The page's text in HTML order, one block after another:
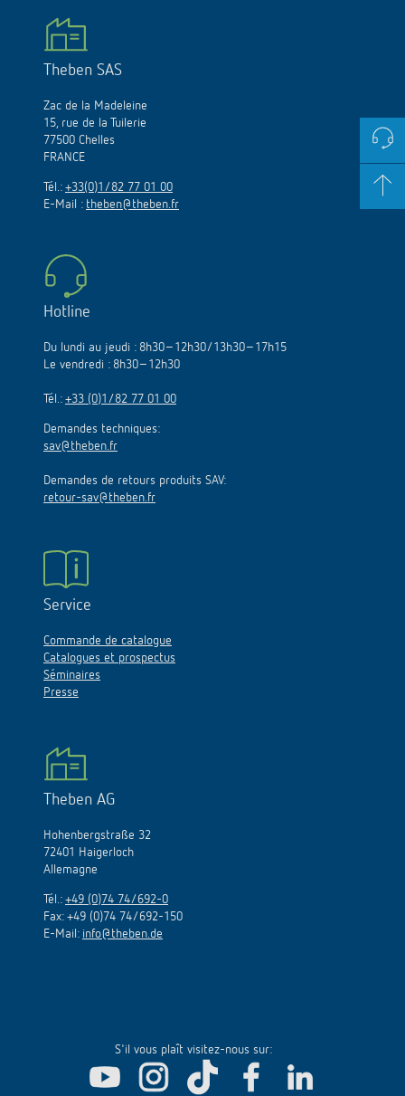
Theben SAS
Zac de la Madeleine
15, rue de la Tuilerie
77500 Chelles
FRANCE
Tél.: +33(0)1/82 77 01 00
E-Mail : theben@theben.fr
Hotline
Du lundi au jeudi : 8h30–12h30/13h30–17h15
Le vendredi : 8h30–12h30
Tél.: +33 (0)1/82 77 01 00
Demandes techniques:
sav@theben.fr
Demandes de retours produits SAV:
retour-sav@theben.fr
Service
Commande de catalogue
Catalogues et prospectus
Séminaires
Presse
Theben AG
Hohenbergstraße 32
72401 Haigerloch
Allemagne
Tél.: +49 (0)74 74/692-0
Fax: +49 (0)74 74/692-150
E-Mail: info@theben.de
S'il vous plaît visitez-nous sur: